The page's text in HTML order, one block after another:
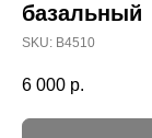
базальный
SKU: В4510
6 000 р.